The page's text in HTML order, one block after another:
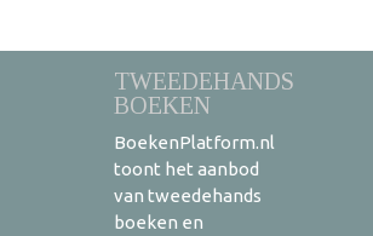
TWEEDEHANDS
BOEKEN
BoekenPlatform.nl
toont het aanbod
van tweedehands
boeken en